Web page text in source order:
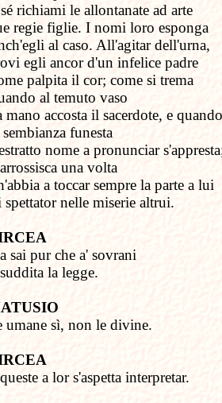
richiami le allontanate ad arte
regie figlie. I nomi loro esponga
al caso. All'agitar dell'urna,
egli ancor d'un infelice padre
palpita il cor; come si trema
al temuto vaso
mano accosta il sacerdote, e quando
funesta
nome a pronunciar
una volta
a toccar sempre la parte a lui
spettator nelle miserie altrui.
sai pur che a' sovrani
la legge.
umane sì, non le divine.
a lor s'aspetta interpretar.